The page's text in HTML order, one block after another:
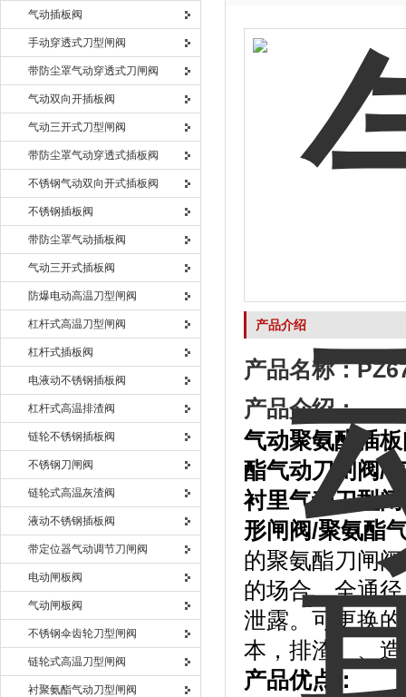
气动插板阀
手动穿透式刀型闸阀
带防尘罩气动穿透式刀闸阀
气动双向开插板阀
气动三开式刀型闸阀
带防尘罩气动穿透式插板阀
不锈钢气动双向开式插板阀
不锈钢插板阀
带防尘罩气动插板阀
气动三开式插板阀
防爆电动高温刀型闸阀
杠杆式高温刀型闸阀
杠杆式插板阀
电液动不锈钢插板阀
杠杆式高温排渣阀
链轮不锈钢插板阀
不锈钢刀闸阀
链轮式高温灰渣阀
液动不锈钢插板阀
带定位器气动调节刀闸阀
电动闸板阀
气动闸板阀
不锈钢伞齿轮刀型闸阀
链轮式高温刀型闸阀
衬聚氨酯气动刀型闸阀
产品介绍
产品名称：
产品介绍：
气动聚氨酯插
酯气动刀闸阀/
衬里气动刀型
形闸阀/聚氨酯
的聚氨酯刀闸
的场合，全通
泄露。可更换
本，排渣、、
产品优点：